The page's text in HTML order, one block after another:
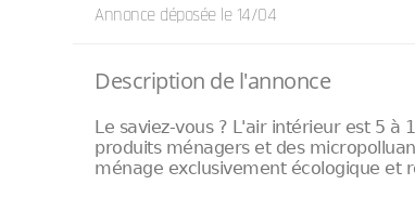
Annonce déposée le 14/04
Description de l'annonce
Le saviez-vous ? L'air intérieur est 5 à
produits ménagers et des
ménage exclusivement écologique et